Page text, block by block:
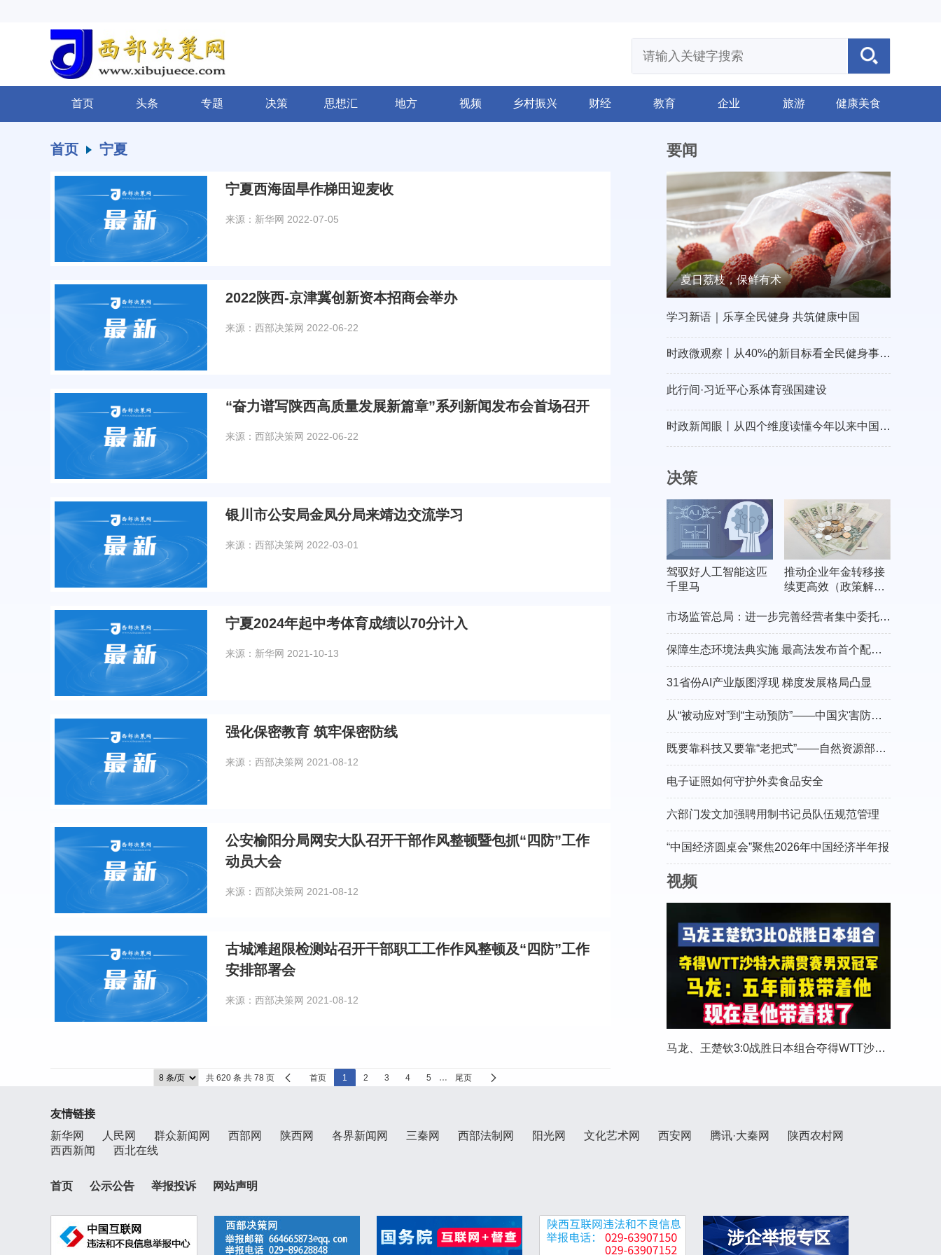
首页 头条 专题 决策 思想汇 地方 视频 乡村振兴 财经 教育 企业 旅游 健康美食
首页 宁夏
宁夏西海固旱作梯田迎麦收
来源：新华网 2022-07-05
2022陕西-京津冀创新资本招商会举办
来源：西部决策网 2022-06-22
“奋力谱写陕西高质量发展新篇章”系列新闻发布会首场召开
来源：西部决策网 2022-06-22
银川市公安局金凤分局来靖边交流学习
来源：西部决策网 2022-03-01
宁夏2024年起中考体育成绩以70分计入
来源：新华网 2021-10-13
强化保密教育 筑牢保密防线
来源：西部决策网 2021-08-12
公安榆阳分局网安大队召开干部作风整顿暨包抓“四防”工作
动员大会
来源：西部决策网 2021-08-12
古城滩超限检测站召开干部职工工作作风整顿及“四防”工作
安排部署会
来源：西部决策网 2021-08-12
共 620 条 共 78 页 首页 1 2 3 4 5 … 尾页
要闻
夏日荔枝，保鲜有术
学习新语｜乐享全民健身 共筑健康中国
时政微观察丨从40%的新目标看全民健身事业高质量发展
此行间·习近平心系体育强国建设
时政新闻眼丨从四个维度读懂今年以来中国元首外交
决策
驾驭好人工智能这匹
千里马
推动企业年金转移接
续更高效（政策解
市场监管总局：进一步完善经营者集中委托审查制度
保障生态环境法典实施 最高法发布首个配套司法解释
31省份AI产业版图浮现 梯度发展格局凸显
从“被动应对”到“主动预防”——中国灾害防御协会会长郑国光谈防灾减灾的“硬核”守护
既要靠科技又要靠“老把式”——自然资源部有关负责人介绍“十五五”地灾防治工作
电子证照如何守护外卖食品安全
六部门发文加强聘用制书记员队伍规范管理
“中国经济圆桌会”聚焦2026年中国经济半年报
视频
马龙、王楚钦3:0战胜日本组合夺得WTT沙特大满贯
友情链接
新华网
人民网 群众新闻网 西部网 陕西网 各界新闻网 三秦网 西部法制网 阳光网 文化艺术网 西安网 腾讯·大秦网
陕西农村网
西西新闻
西北在线
首页 公示公告 举报投诉 网站声明